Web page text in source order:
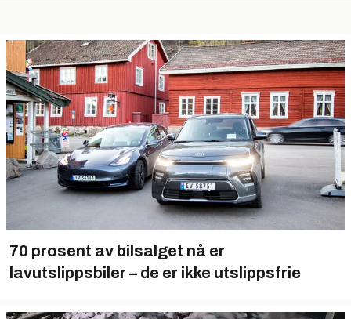
70 prosent av bilsalget nå er
lavutslippsbiler – de er ikke utslippsfrie